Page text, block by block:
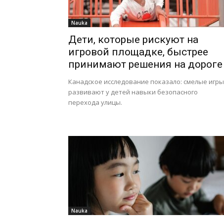
Nauka
Дети, которые рискуют на
игровой площадке, быстрее
принимают решения на дороге
Канадское исследование показало: смелые игры
развивают у детей навыки безопасного
перехода улицы.
Nauka